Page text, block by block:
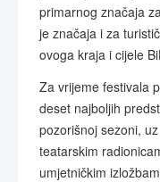
primarnog značaja
je značaja i za
ovoga kraja i cijele
Za vrijeme festivala
deset najboljih
pozorišnoj sezoni,
teatarskim
umjetničkim